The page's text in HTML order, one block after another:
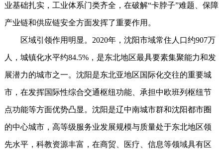
业基础扎实，工业体系门类齐全，在破解“卡脖子”难题、保障
产业链和供应链安全方面发挥了重要作用。
区域引领作用明显。2020年，沈阳市域常住人口约907万
人，城镇化水平约84.5%，是东北地区最具要素集聚能力和发
展潜力的城市之一。沈阳是东北亚地区国际化交往的重要城
市，在发挥国际性综合交通枢纽功能、承担中欧班列枢纽节
点功能等方面优势凸显。沈阳是辽中南城市群和沈阳都市圈
的中心城市，高等级服务业发展规模与质量处于东北地区领
先水平，科教资源丰富，在商贸、医疗、信息等领域具有区